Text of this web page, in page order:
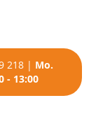
218| Mo.
- 13:00